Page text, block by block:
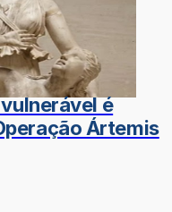
é
Ártemis